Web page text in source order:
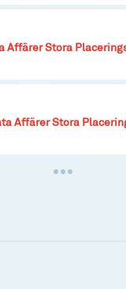
Affärer Stora
Affärer Stora